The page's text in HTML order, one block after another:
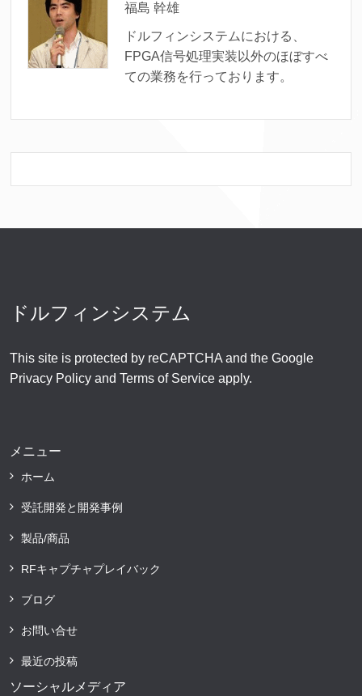
福島 幹雄
ドルフィンシステムにおける、
FPGA信号処理実装以外のほぼすべ
ての業務を行っております。
ドルフィンシステム
This site is protected by reCAPTCHA and the Google
Privacy Policy and Terms of Service apply.
メニュー
ホーム
受託開発と開発事例
製品/商品
RFキャプチャプレイバック
ブログ
お問い合せ
最近の投稿
ソーシャルメディア